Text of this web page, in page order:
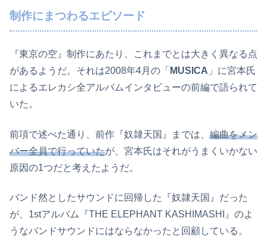
制作にまつわるエピソード
『東京の空』制作にあたり、これまでとは大きく異なる点
があるようだ。それは2008年4月の「 MUSICA 」に宮本氏
によるエレカシ全アルバムインタビューの前編で語られて
いた。
前項で述べた通り、前作『奴隷天国』までは、 編曲をメン
バー全員で行っていたが、宮本氏はそれがうまくいかない
原因の1つだと考えたようだ。
バンド然としたサウンドに回帰した『奴隷天国』だった
が、1stアルバム『THE ELEPHANT KASHIMASHI』のよ
うなバンドサウンドにはならなかったと回顧している。